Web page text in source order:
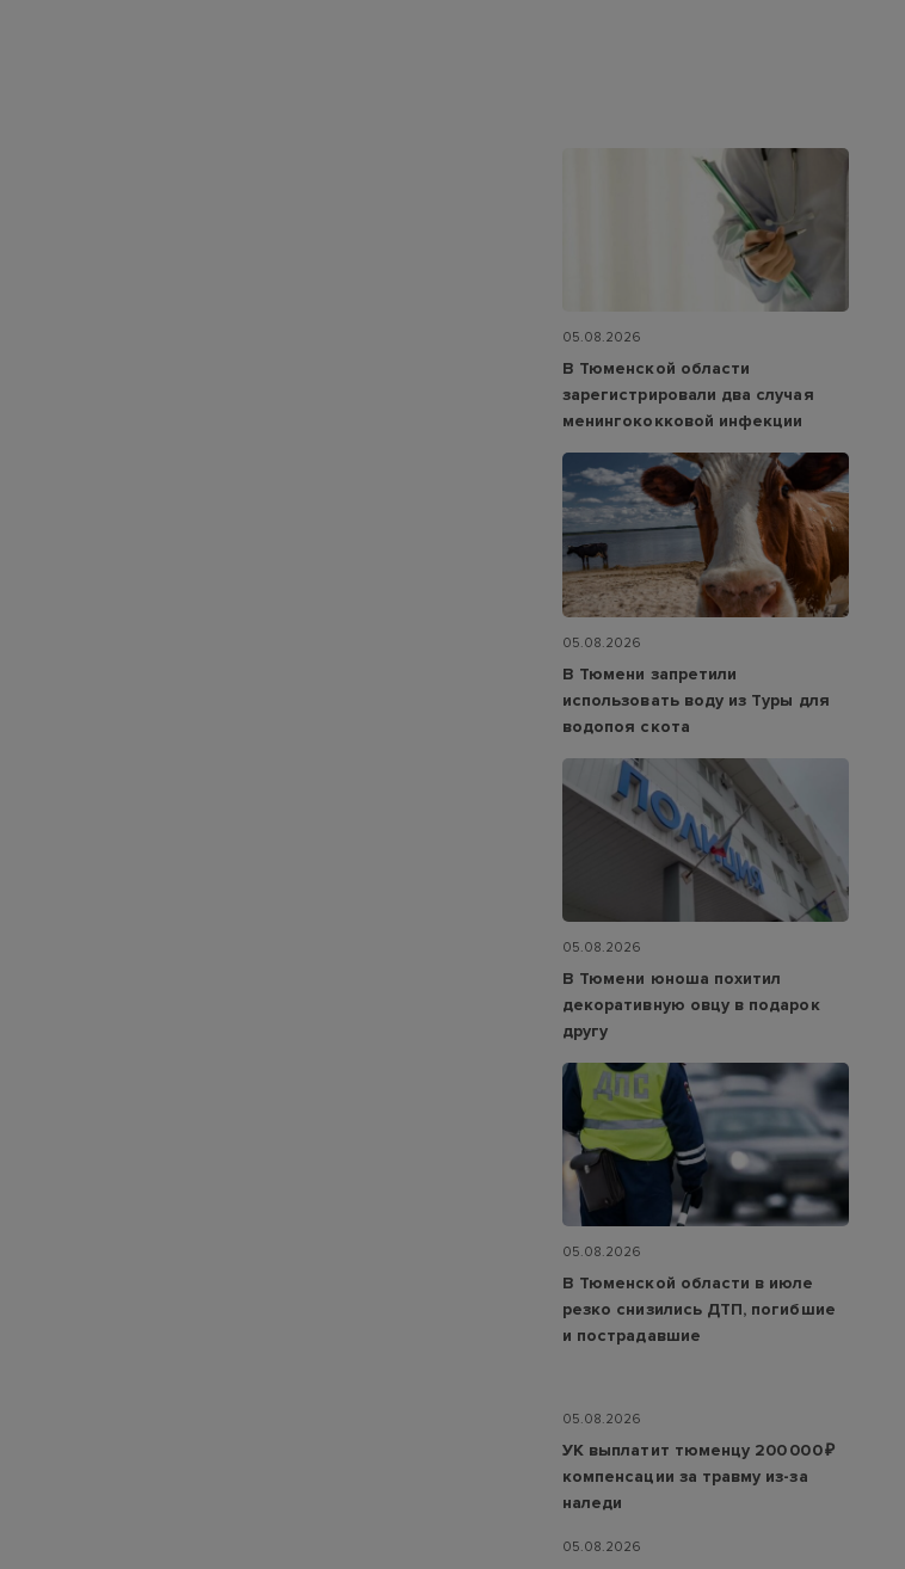
05.08.2026
В Тюменской области
зарегистрировали два случая
менингококковой инфекции
05.08.2026
В Тюмени запретили
использовать воду из Туры для
водопоя скота
05.08.2026
В Тюмени юноша похитил
декоративную овцу в подарок
другу
05.08.2026
В Тюменской области в июле
резко снизились ДТП, погибшие
и пострадавшие
05.08.2026
УК выплатит тюменцу 200 000 ₽
компенсации за травму из-за
наледи
05.08.2026